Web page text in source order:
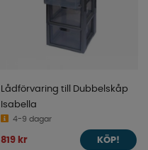
Lådförvaring till Dubbelskåp
Isabella
4-9 dagar
819 kr KÖP!